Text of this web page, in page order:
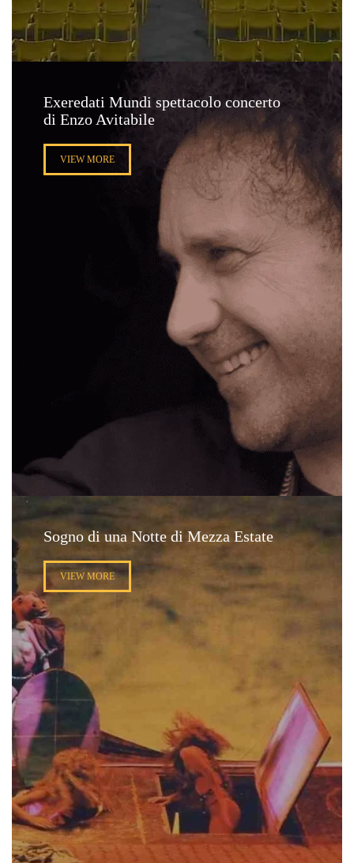
Exeredati Mundi spettacolo concerto
di Enzo Avitabile
VIEW MORE
Sogno di una Notte di Mezza Estate
VIEW MORE